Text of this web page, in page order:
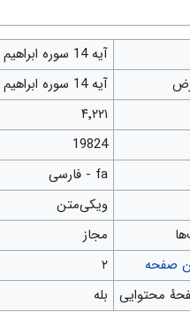
آیه 14 سوره ابراهیم
آیه 14 سوره ابراهیم
۴٬۲۲۱
19824
fa - فارسی
ویکی‌متن
مجاز
صفحه
۲
محتوایی بله